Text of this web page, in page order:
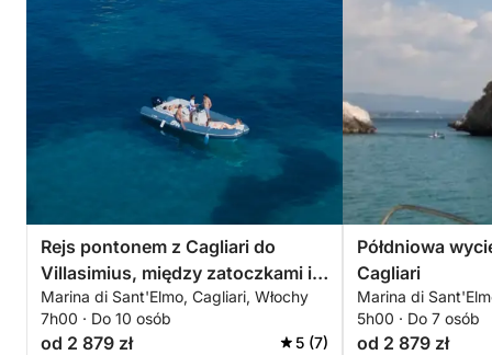
Rejs pontonem z Cagliari do
Villasimius, między zatoczkami i
krystalicznie czystym morzem
Marina di Sant'Elmo, Cagliari, Włochy
7h00 · Do 10 osób
od 2 879 zł 5 (7)
Półdniowa
Cagliari
Marina di
5h00 · Do 7 osób
od 2 879 zł